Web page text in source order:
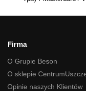
Firma
O Grupie Beson
O sklepie
Opinie naszych Klientów